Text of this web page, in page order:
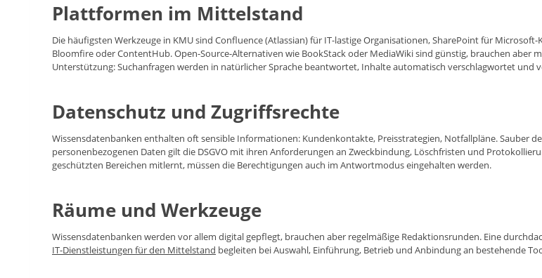
Plattformen im Mittelstand
Die häufigsten Werkzeuge in KMU sind Confluence (Atlassian) für IT-lastige Organisationen, SharePoint für
Bloomfire oder ContentHub. Open-Source-Alternativen wie BookStack oder MediaWiki sind günstig, brauchen aber
Unterstützung: Suchanfragen werden in natürlicher Sprache beantwortet, Inhalte automatisch verschlagwortet und
Datenschutz und Zugriffsrechte
Wissensdatenbanken enthalten oft sensible Informationen: Kundenkontakte, Preisstrategien, Notfallpläne. Sauber
personenbezogenen Daten gilt die DSGVO mit ihren Anforderungen an Zweckbindung, Löschfristen und
geschützten Bereichen mitlernt, müssen die Berechtigungen auch im Antwortmodus eingehalten werden.
Räume und Werkzeuge
Wissensdatenbanken werden vor allem digital gepflegt, brauchen aber regelmäßige Redaktionsrunden. Eine
IT-Dienstleistungen für den Mittelstand begleiten bei Auswahl, Einführung, Betrieb und Anbindung an bestehende